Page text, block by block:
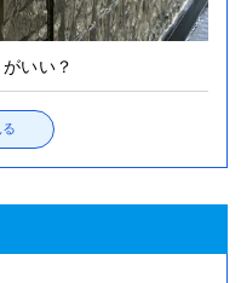
いい？